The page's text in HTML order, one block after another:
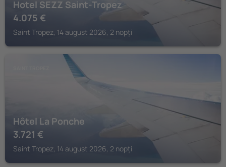
Hotel SEZZ Saint-Tropez
4.075 €
Saint Tropez, 14 august 2026, 2 nopți
Hôtel La Ponche
3.721 €
Saint Tropez, 14 august 2026, 2 nopți